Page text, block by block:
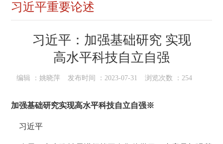
习近平重要论述
习近平：加强基础研究 实现
高水平科技自立自强
编辑 ： 姚晓萍 发布时间 ： 2023-07-31 浏览次数 ： 254
加强基础研究实现高水平科技自立自强※
习近平